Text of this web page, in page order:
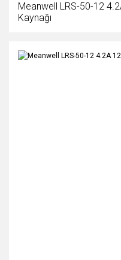
Meanwell LRS-50-12
Kaynağı